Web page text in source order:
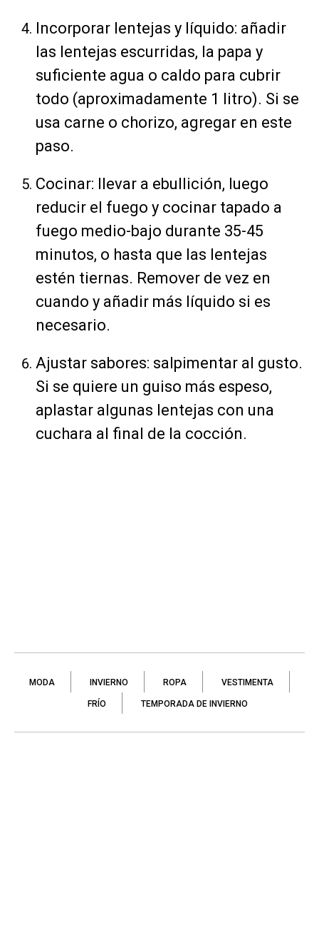
Incorporar lentejas y líquido: añadir
las lentejas escurridas, la papa y
suficiente agua o caldo para cubrir
todo (aproximadamente 1 litro). Si se
usa carne o chorizo, agregar en este
paso.
Cocinar: llevar a ebullición, luego
reducir el fuego y cocinar tapado a
fuego medio-bajo durante 35-45
minutos, o hasta que las lentejas
estén tiernas. Remover de vez en
cuando y añadir más líquido si es
necesario.
Ajustar sabores: salpimentar al gusto.
Si se quiere un guiso más espeso,
aplastar algunas lentejas con una
cuchara al final de la cocción.
MODA INVIERNO ROPA VESTIMENTA
FRÍO TEMPORADA DE INVIERNO